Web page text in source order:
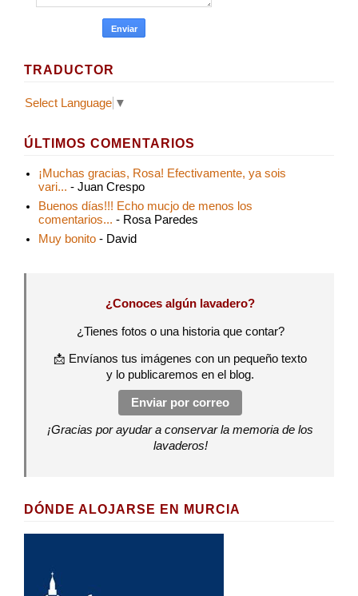
TRADUCTOR
Select Language ▼
ÚLTIMOS COMENTARIOS
¡Muchas gracias, Rosa! Efectivamente, ya sois
vari... - Juan Crespo
Buenos días!!! Echo mucjo de menos los
comentarios... - Rosa Paredes
Muy bonito - David
¿Conoces algún lavadero?
¿Tienes fotos o una historia que contar?
📩 Envíanos tus imágenes con un pequeño texto
y lo publicaremos en el blog.
Enviar por correo
¡Gracias por ayudar a conservar la memoria de los
lavaderos!
DÓNDE ALOJARSE EN MURCIA